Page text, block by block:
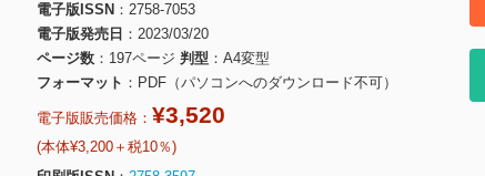
電子版ISSN
2758-7053
電子版発売日
2023/03/20
ページ数
197ページ 判型
A4変型
フォーマット
PDF（パソコンへのダウンロード不可）
電子版販売価格： ¥3,520
(本体¥3,200＋税10％)